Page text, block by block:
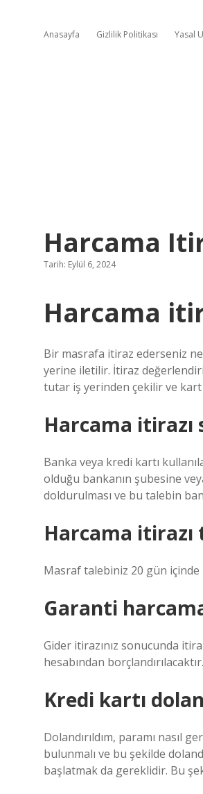
Anasayfa Gizlilik Politikası Yasal
Harcama
Tarih: Eylül 6, 2024
Harcama
Bir masrafa itiraz ederseniz
yerine iletilir. İtiraz
tutar iş yerinden çekilir ve
Harcama itirazı
Banka veya kredi kartı
olduğu bankanın şubesine
doldurulması ve bu talebin
Harcama itirazı
Masraf talebiniz 20 gün
Garanti
Gider itirazınız sonucunda
hesabından borçlandırılacaktır.
Kredi kartı
Dolandırıldım, paramı nasıl
bulunmalı ve bu şekilde
başlatmak da gereklidir. Bu